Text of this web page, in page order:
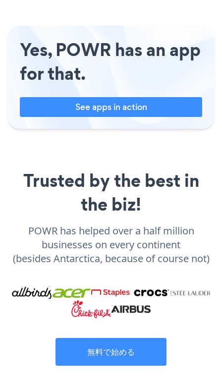
Yes, POWR has an app
for that.
See apps in action
Trusted by the best in
the biz!
POWR has helped over a half million
businesses on every continent
(besides Antarctica, because of course not)
無料で始める